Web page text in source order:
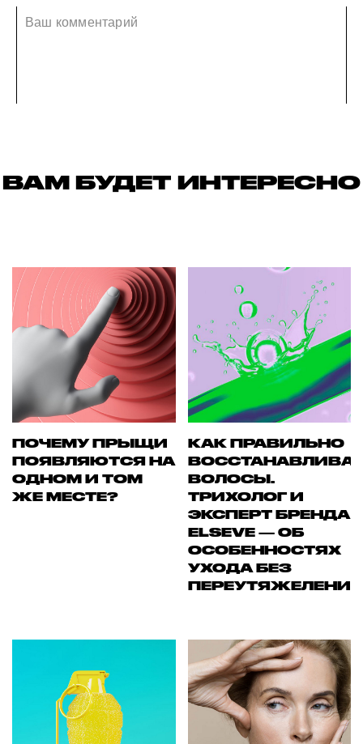
ВАМ БУДЕТ ИНТЕРЕСНО
ПОЧЕМУ ПРЫЩИ
ПОЯВЛЯЮТСЯ НА
ОДНОМ И ТОМ
ЖЕ МЕСТЕ?
КАК ПРАВИЛЬНО
ВОЛОСЫ.
ТРИХОЛОГ И
ЭКСПЕРТ БРЕНДА
ELSEVE — ОБ
ОСОБЕННОСТЯХ
УХОДА БЕЗ
ПЕРЕУТЯЖЕЛЕНИЯ